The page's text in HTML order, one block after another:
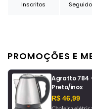
Inscritos
PROMOÇÕES E
Agratto 784 -
Preto/inox
R$ 46,99